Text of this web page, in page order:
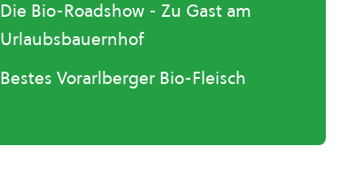
Die Bio-Roadshow - Zu Gast am
Urlaubsbauernhof
Bestes Vorarlberger Bio-Fleisch